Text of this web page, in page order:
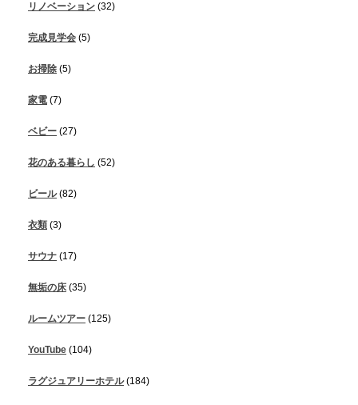
リノベーション (32)
完成見学会 (5)
お掃除 (5)
家電 (7)
ベビー (27)
花のある暮らし (52)
ビール(82)
衣類 (3)
サウナ (17)
無垢の床 (35)
ルームツアー (125)
YouTube (104)
ラグジュアリーホテル(184)